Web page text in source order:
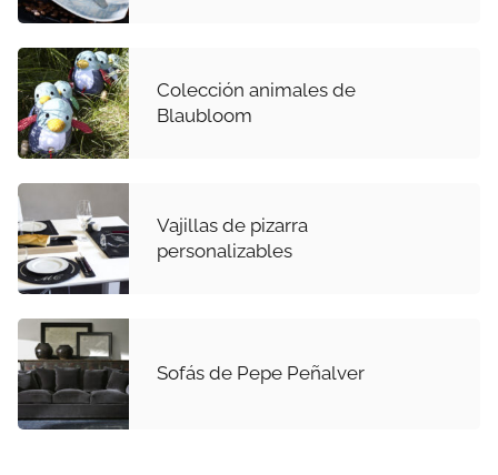
Colección animales de
Blaubloom
Vajillas de pizarra
personalizables
Sofás de Pepe Peñalver